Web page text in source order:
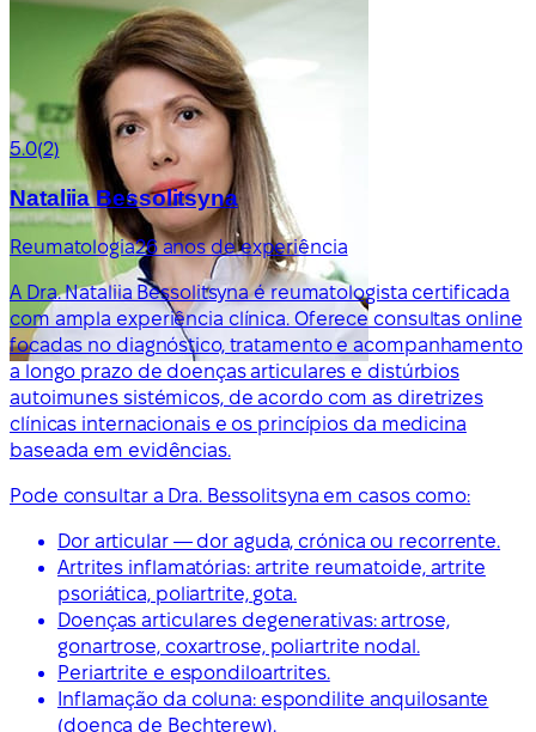
5.0(2)
Nataliia Bessolitsyna
Reumatologia26 anos de experiência
A Dra. Nataliia Bessolitsyna é reumatologista certificada
com ampla experiência clínica. Oferece consultas online
focadas no diagnóstico, tratamento e acompanhamento
a longo prazo de doenças articulares e distúrbios
autoimunes sistémicos, de acordo com as diretrizes
clínicas internacionais e os princípios da medicina
baseada em evidências.
Pode consultar a Dra. Bessolitsyna em casos como:
Dor articular — dor aguda, crónica ou recorrente.
Artrites inflamatórias: artrite reumatoide, artrite
psoriática, poliartrite, gota.
Doenças articulares degenerativas: artrose,
gonartrose, coxartrose, poliartrite nodal.
Periartrite e espondiloartrites.
Inflamação da coluna: espondilite anquilosante
(doença de Bechterew).